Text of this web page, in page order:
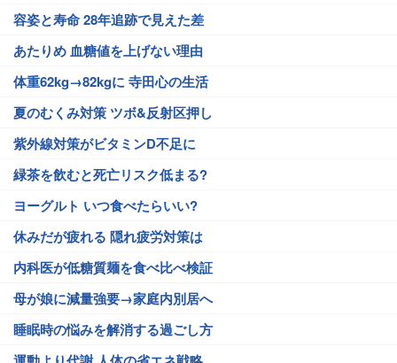
容姿と寿命 28年追跡で見えた差
あたりめ 血糖値を上げない理由
体重62kg→82kgに 寺田心の生活
夏のむくみ対策 ツボ&反射区押し
紫外線対策がビタミンD不足に
緑茶を飲むと死亡リスク低まる?
ヨーグルト いつ食べたらいい?
休みだが疲れる 隠れ疲労対策は
内科医が低糖質麺を食べ比べ検証
母が娘に減量強要→家庭内別居へ
睡眠時の悩みを解消する過ごし方